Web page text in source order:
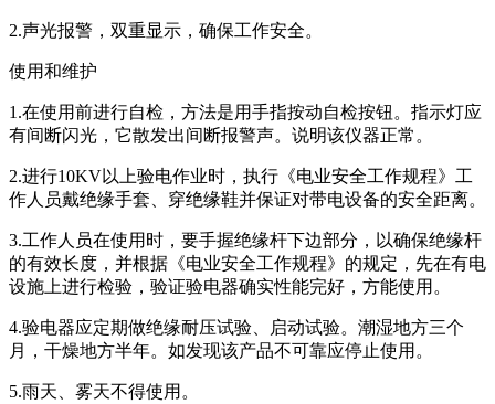
2.声光报警，双重显示，确保工作安全。
使用和维护
1.在使用前进行自检，方法是用手指按动自检按钮。指示灯应
有间断闪光，它散发出间断报警声。说明该仪器正常。
2.进行10KV以上验电作业时，执行《电业安全工作规程》工
作人员戴绝缘手套、穿绝缘鞋并保证对带电设备的安全距离。
3.工作人员在使用时，要手握绝缘杆下边部分，以确保绝缘杆
的有效长度，并根据《电业安全工作规程》的规定，先在有电
设施上进行检验，验证验电器确实性能完好，方能使用。
4.验电器应定期做绝缘耐压试验、启动试验。潮湿地方三个
月，干燥地方半年。如发现该产品不可靠应停止使用。
5.雨天、雾天不得使用。